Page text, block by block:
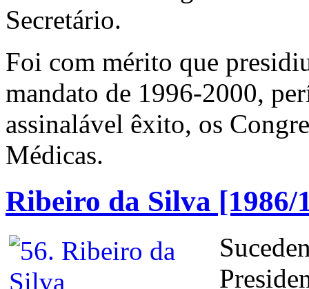
Secretário.
Foi com mérito que
mandato de 1996-2000,
assinalável êxito, os
Médicas.
Ribeiro da Silva [1986/